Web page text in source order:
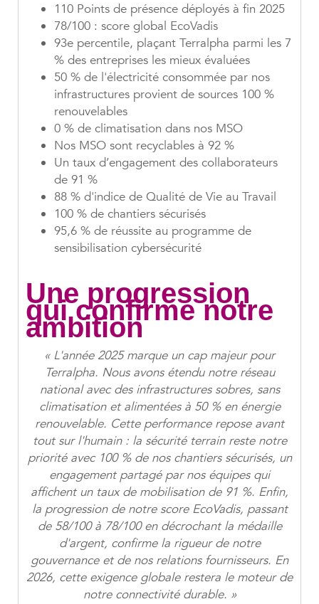
110 Points de présence déployés à fin 2025
78/100 : score global EcoVadis
93e percentile, plaçant Terralpha parmi les 7
% des entreprises les mieux évaluées
50 % de l'électricité consommée par nos
infrastructures provient de sources 100 %
renouvelables
0 % de climatisation dans nos MSO
Nos MSO sont recyclables à 92 %
Un taux d’engagement des collaborateurs
de 91 %
88 % d'indice de Qualité de Vie au Travail
100 % de chantiers sécurisés
95,6 % de réussite au programme de
sensibilisation cybersécurité
Une progression
qui confirme notre
ambition
« L'année 2025 marque un cap majeur pour
Terralpha. Nous avons étendu notre réseau
national avec des infrastructures sobres, sans
climatisation et alimentées à 50 % en énergie
renouvelable. Cette performance repose avant
tout sur l'humain : la sécurité terrain reste notre
priorité avec 100 % de nos chantiers sécurisés, un
engagement partagé par nos équipes qui
affichent un taux de mobilisation de 91 %. Enfin,
la progression de notre score EcoVadis, passant
de 58/100 à 78/100 en décrochant la médaille
d'argent, confirme la rigueur de notre
gouvernance et de nos relations fournisseurs. En
2026, cette exigence globale restera le moteur de
notre connectivité durable. »